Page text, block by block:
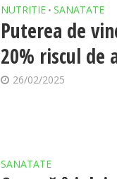
NUTRITIE • SANATATE
Puterea de
20% riscul de
26/02/2025
SANATATE